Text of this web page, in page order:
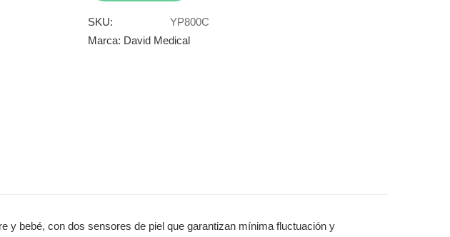
SKU:
YP800C
Marca: David Medical
y bebé, con dos sensores de piel que garantizan mínima fluctuación y